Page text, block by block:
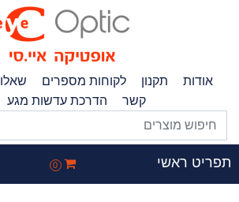
אודות תקנון לקוחות מספרים
קשר
הדרכת עדשות מגע
תפריט ראשי 0